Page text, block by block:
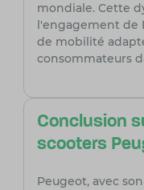
mondiale. Cette
l'engagement de
de mobilité
consommateurs
Conclusion
scooters
Peugeot, avec